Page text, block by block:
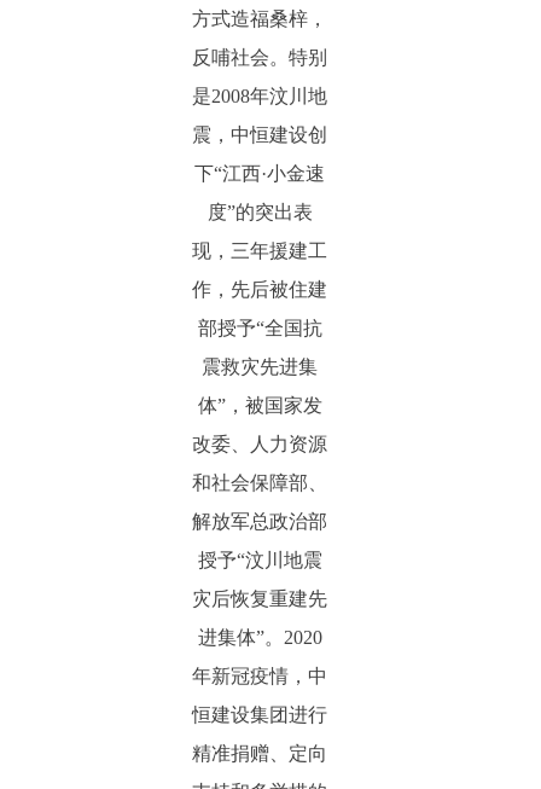
方式造福桑梓，
反哺社会。特别
是2008年汶川地
震，中恒建设创
下“江西·小金速
度”的突出表
现，三年援建工
作，先后被住建
部授予“全国抗
震救灾先进集
体”，被国家发
改委、人力资源
和社会保障部、
解放军总政治部
授予“汶川地震
灾后恢复重建先
进集体”。2020
年新冠疫情，中
恒建设集团进行
精准捐赠、定向